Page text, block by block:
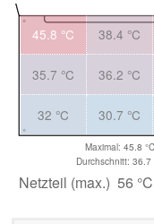
45.8 °C 38.4 °C
35.7 °C 36.2 °C
32 °C 30.7 °C
Maximal: 45.8 °C
Durchschnitt: 36.7
Netzteil (max.) 56